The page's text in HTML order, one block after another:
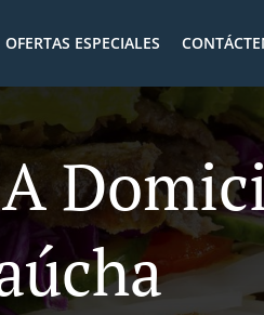
OFERTAS ESPECIALES